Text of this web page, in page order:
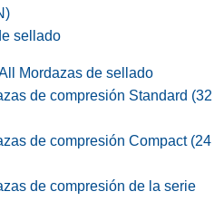
sellado
Mordazas de sellado
de compresión Standard (32
de compresión Compact (24
de compresión de la serie